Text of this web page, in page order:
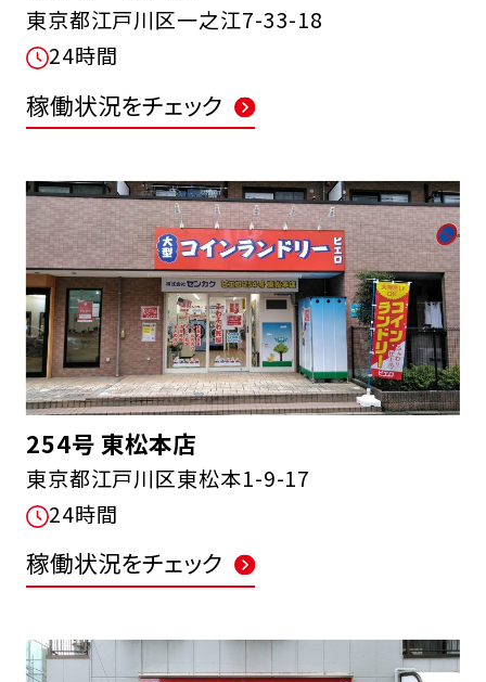
東京都江戸川区一之江7-33-18
24時間
稼働状況をチェック
254号 東松本店
東京都江戸川区東松本1-9-17
24時間
稼働状況をチェック